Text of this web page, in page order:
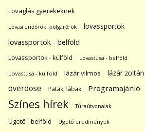
Lovaglás gyerekeknek
Lovasrendőrök; polgárőrök
lovassportok
lovassportok - belföld
Lovassportok - külföld Lovastusa - belföld
Lovastusa - külföld lázár vilmos lázár zoltán
overdose Paták; lábak Programajánló
Színes hírek Túraútvonalak
Ügető - belföld Ügető eredmények